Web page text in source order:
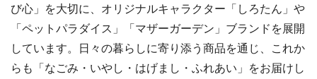
び心」を大切に、オリジナルキャラクター「しろたん」や
「ペットパラダイス」「マザーガーデン」ブランドを展開
しています。日々の暮らしに寄り添う商品を通じ、これか
らも「なごみ・いやし・はげまし・ふれあい」をお届けし